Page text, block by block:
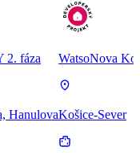
fáza
Hanulova
WatsoNova
Košice-Sever